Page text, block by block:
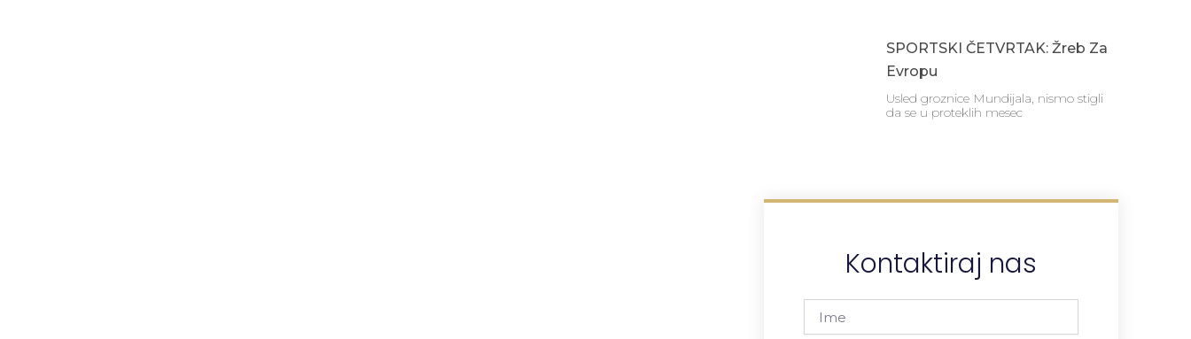
SPORTSKI ČETVRTAK: Žreb Za
Evropu
Usled groznice Mundijala, nismo stigli
da se u proteklih mesec
Kontaktiraj nas
Ime